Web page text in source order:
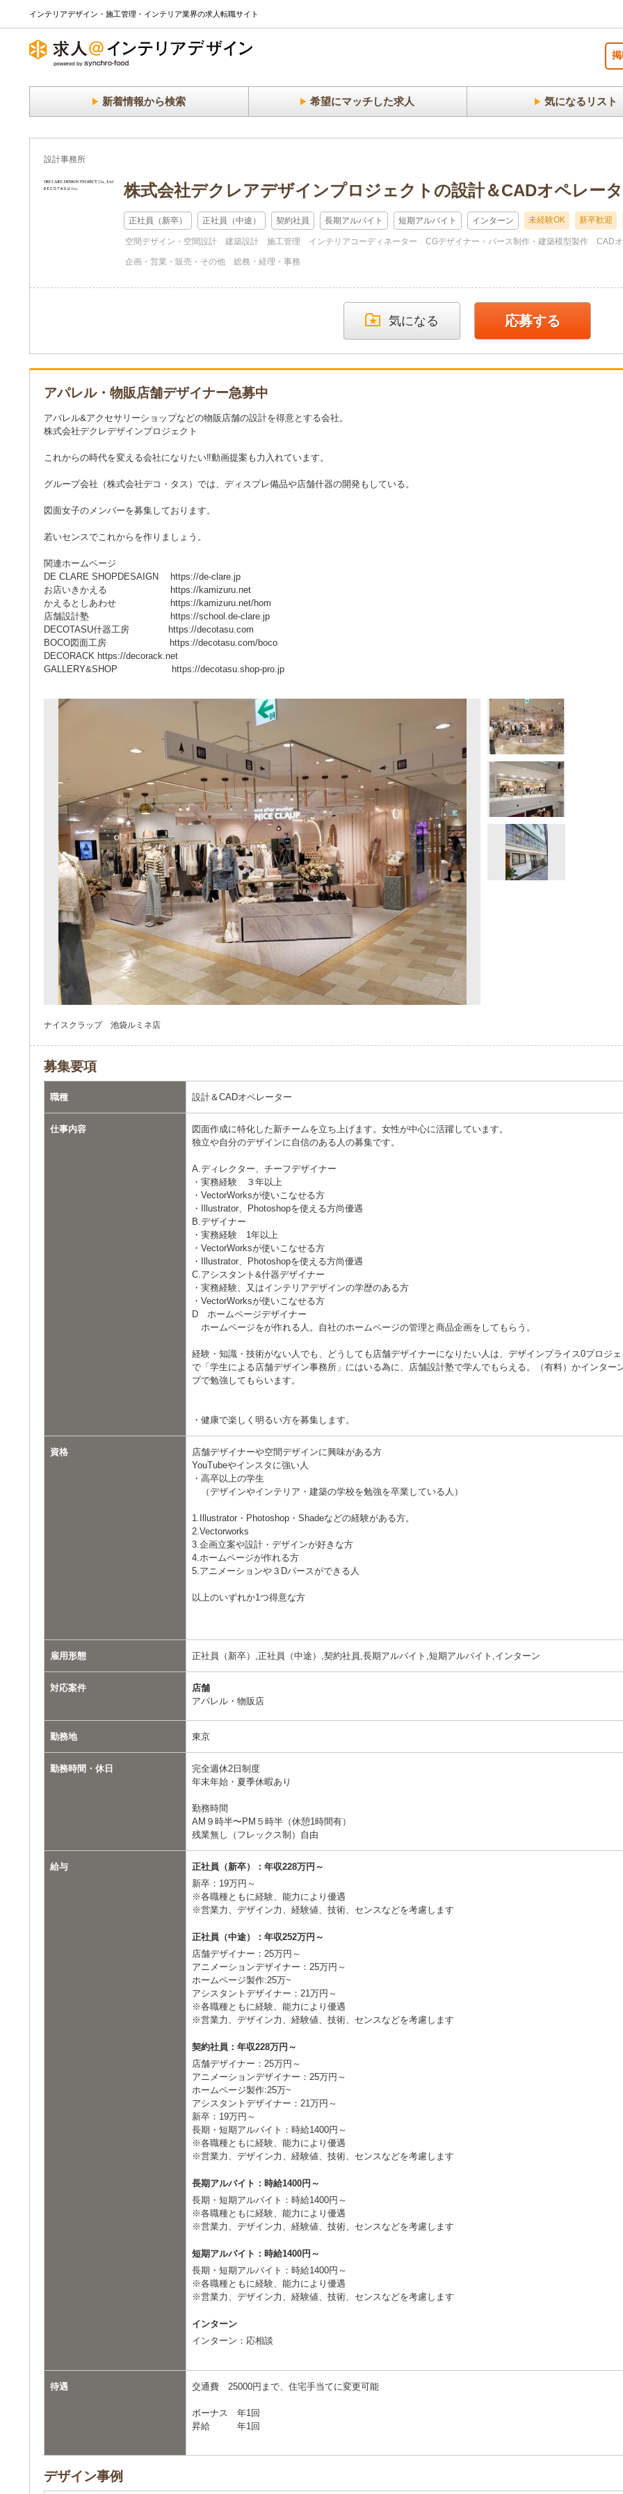
インテリアデザイン・施工管理・インテリア業界の求人転職サイト
新着情報から検索 希望にマッチした求人 気になるリスト
設計事務所
株式会社デクレアデザインプロジェクトの設計＆CADオペレー
正社員（新卒） 正社員（中途） 契約社員 長期アルバイト 短期アルバイト インターン 未経験OK 新卒歓迎
空間デザイン・空間設計 建築設計 施工管理 インテリアコーディネーター CGデザイナー・パース制作・建築模型製作 CAD
企画・営業・販売・その他 総務・経理・事務
気になる 応募する
アパレル・物販店舗デザイナー急募中
アパレル&アクセサリーショップなどの物販店舗の設計を得意とする会社。
株式会社デクレデザインプロジェクト
これからの時代を変える会社になりたい‼動画提案も力入れています。
グループ会社（株式会社デコ・タス）では、ディスプレ備品や店舗什器の開発もしている。
図面女子のメンバーを募集しております。
若いセンスでこれからを作りましょう。
関連ホームページ
DE CLARE SHOPDESAIGN https://de-clare.jp
お店いきかえる https://kamizuru.net
かえるとしあわせ https://kamizuru.net/hom
店舗設計塾 https://school.de-clare.jp
DECOTASU什器工房 https://decotasu.com
BOCO図面工房 https://decotasu.com/boco
DECORACK https://decorack.net
GALLERY&SHOP https://decotasu.shop-pro.jp
ナイスクラップ 池袋ルミネ店
募集要項
職種 設計＆CADオペレーター
仕事内容
図面作成に特化した新チームを立ち上げます。女性が中心に活躍しています。
独立や自分のデザインに自信のある人の募集です。
A.ディレクター、チーフデザイナー
・実務経験 ３年以上
・VectorWorksが使いこなせる方
・Illustrator、Photoshopを使える方尚優遇
B.デザイナー
・実務経験 1年以上
・VectorWorksが使いこなせる方
・Illustrator、Photoshopを使える方尚優遇
C.アシスタント&什器デザイナー
・実務経験、又はインテリアデザインの学歴のある方
・VectorWorksが使いこなせる方
D ホームページデザイナー
ホームページをが作れる人。自社のホームページの管理と商品企画をしてもらう。
経験・知識・技術がない人でも、どうしても店舗デザイナーになりたい人は、デザインプライス0プロジェ
で「学生による店舗デザイン事務所」にはいる為に、店舗設計塾で学んでもらえる。（有料）かインター
プで勉強してもらいます。
・健康で楽しく明るい方を募集します。
資格
店舗デザイナーや空間デザインに興味がある方
YouTubeやインスタに強い人
・高卒以上の学生
（デザインやインテリア・建築の学校を勉強を卒業している人）
1.Illustrator・Photoshop・Shadeなどの経験がある方。
2.Vectorworks
3.企画立案や設計・デザインが好きな方
4.ホームページが作れる方
5.アニメーションや３Dパースができる人
以上のいずれか1つ得意な方
雇用形態 正社員（新卒）,正社員（中途）,契約社員,長期アルバイト,短期アルバイト,インターン
対応案件
店舗
アパレル・物販店
勤務地 東京
勤務時間・休日
完全週休2日制度
年末年始・夏季休暇あり
勤務時間
AM９時半〜PM５時半（休憩1時間有）
残業無し（フレックス制）自由
給与
正社員（新卒）：年収228万円～
新卒：19万円～
※各職種ともに経験、能力により優遇
※営業力、デザイン力、経験値、技術、センスなどを考慮します
正社員（中途）：年収252万円～
店舗デザイナー：25万円～
アニメーションデザイナー：25万円～
ホームページ製作:25万~
アシスタントデザイナー：21万円～
※各職種ともに経験、能力により優遇
※営業力、デザイン力、経験値、技術、センスなどを考慮します
契約社員：年収228万円～
店舗デザイナー：25万円～
アニメーションデザイナー：25万円～
ホームページ製作:25万~
アシスタントデザイナー：21万円～
新卒：19万円～
長期・短期アルバイト：時給1400円～
※各職種ともに経験、能力により優遇
※営業力、デザイン力、経験値、技術、センスなどを考慮します
長期アルバイト：時給1400円～
長期・短期アルバイト：時給1400円～
※各職種ともに経験、能力により優遇
※営業力、デザイン力、経験値、技術、センスなどを考慮します
短期アルバイト：時給1400円～
長期・短期アルバイト：時給1400円～
※各職種ともに経験、能力により優遇
※営業力、デザイン力、経験値、技術、センスなどを考慮します
インターン
インターン：応相談
待遇 交通費 25000円まで、住宅手当てに変更可能
ボーナス 年1回
昇給 年1回
デザイン事例